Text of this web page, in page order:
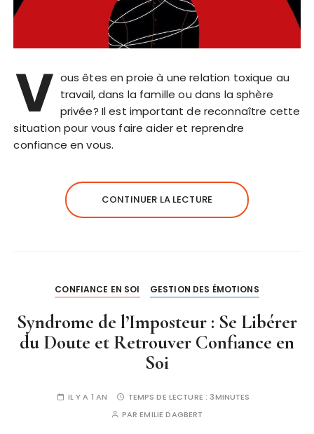
V ous êtes en proie à une relation toxique au
travail, dans la famille ou dans la sphère
privée? Il est important de reconnaître cette
situation pour vous faire aider et reprendre
confiance en vous.
CONTINUER LA LECTURE
CONFIANCE EN SOI GESTION DES ÉMOTIONS
Syndrome de l’Imposteur : Se Libérer
du Doute et Retrouver Confiance en
Soi
IL Y A 1 AN TEMPS DE LECTURE : 3MINUTES
PAREMILIE DAGBERT